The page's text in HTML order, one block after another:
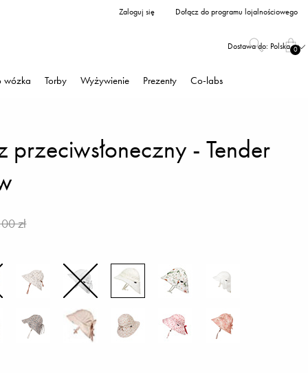
Zaloguj się Dołącz do programu lojalnościowego
Dostawa do: Polska 0
wózka Torby Wyżywienie Prezenty Co-labs
przeciwsłoneczny - Tender
zł